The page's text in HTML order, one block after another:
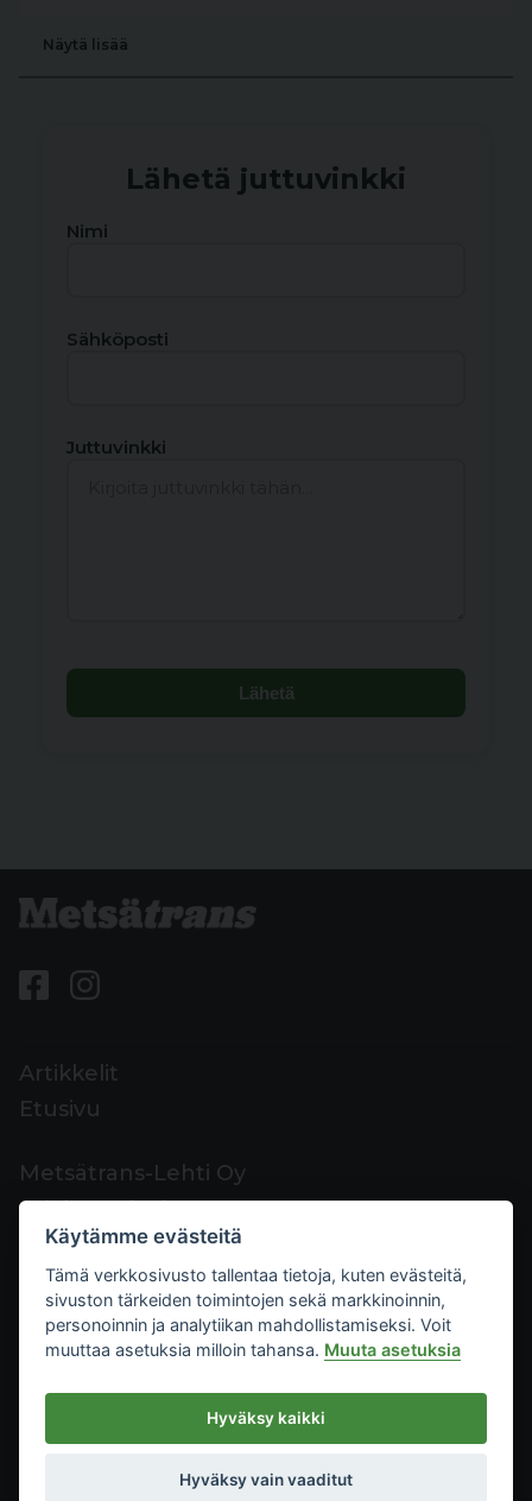
Näytä lisää
Lähetä juttuvinkki
Nimi
Sähköposti
Juttuvinkki
Lähetä
Artikkelit
Etusivu
Metsätrans-Lehti Oy
Asiakaspalvelu
Yhteystiedot
Palaute
Mediakortti
Metsätrans-Lehti Oy
2026
Tietosuoja
Käytämme evästeitä
Tämä verkkosivusto tallentaa tietoja, kuten evästeitä,
sivuston tärkeiden toimintojen sekä markkinoinnin,
personoinnin ja analytiikan mahdollistamiseksi. Voit
muuttaa asetuksia milloin tahansa. Muuta asetuksia
Hyväksy kaikki
Hyväksy vain vaaditut